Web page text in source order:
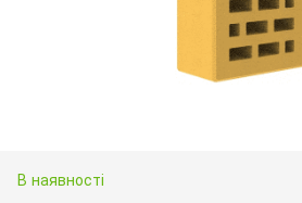
В наявності